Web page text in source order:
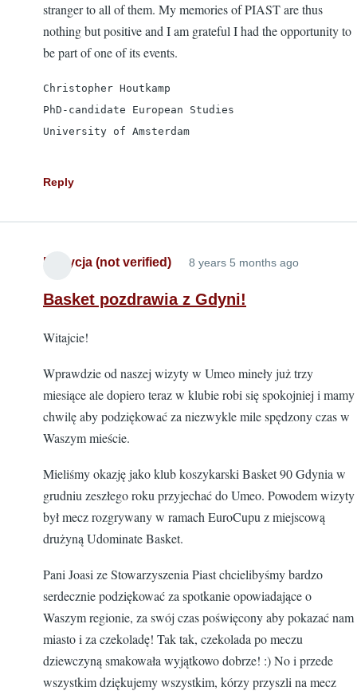
stranger to all of them. My memories of PIAST are thus
nothing but positive and I am grateful I had the opportunity to
be part of one of its events.
Christopher Houtkamp
PhD-candidate European Studies
University of Amsterdam
Reply
Patrycja (not verified) 8 years 5 months ago
Basket pozdrawia z Gdyni!
Witajcie!
Wprawdzie od naszej wizyty w Umeo mineły już trzy
miesiące ale dopiero teraz w klubie robi się spokojniej i mamy
chwilę aby podziękować za niezwykle mile spędzony czas w
Waszym mieście.
Mieliśmy okazję jako klub koszykarski Basket 90 Gdynia w
grudniu zeszłego roku przyjechać do Umeo. Powodem wizyty
był mecz rozgrywany w ramach EuroCupu z miejscową
drużyną Udominate Basket.
Pani Joasi ze Stowarzyszenia Piast chcielibyśmy bardzo
serdecznie podziękować za spotkanie opowiadające o
Waszym regionie, za swój czas poświęcony aby pokazać nam
miasto i za czekoladę! Tak tak, czekolada po meczu
dziewczyną smakowała wyjątkowo dobrze! :) No i przede
wszystkim dziękujemy wszystkim, kórzy przyszli na mecz